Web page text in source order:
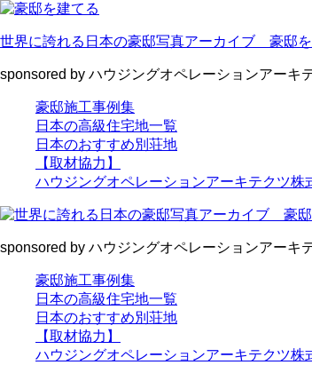
世界に誇れる日本の豪邸写真アーカイブ 豪邸
sponsored by ハウジングオペレーションアーキ
豪邸施工事例集
日本の高級住宅地一覧
日本のおすすめ別荘地
【取材協力】
ハウジングオペレーションアーキテクツ株
sponsored by ハウジングオペレーションアーキ
豪邸施工事例集
日本の高級住宅地一覧
日本のおすすめ別荘地
【取材協力】
ハウジングオペレーションアーキテクツ株